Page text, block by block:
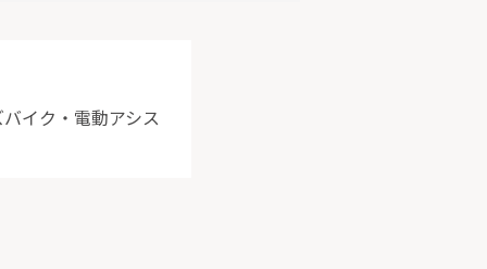
イク・電動アシス